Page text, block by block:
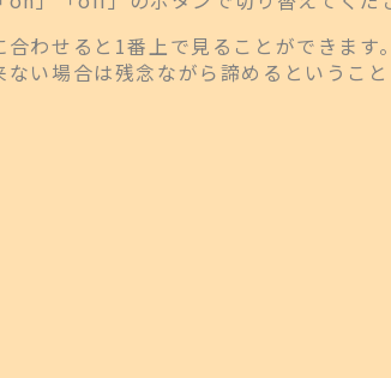
わせると1番上で見ることができます
い場合は残念ながら諦めるというこ